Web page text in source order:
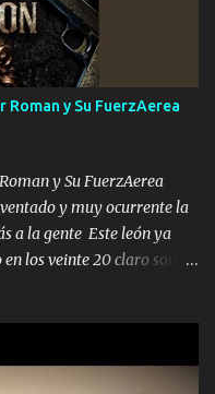
me llevo lo mismo que
no puedo mirarte, mas se
ángel, El desespero me
mi sendero por siempre
co...
Roman y Su FuerzAerea
y Su FuerzAerea
y muy ocurrente la
a la gente Este león ya
los veinte 20 claro son
hasta topar pues no hay de